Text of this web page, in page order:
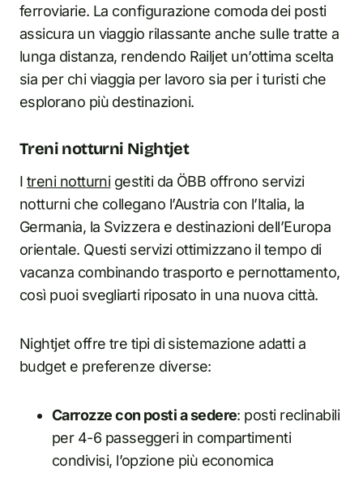
ferroviarie. La configurazione comoda dei posti
assicura un viaggio rilassante anche sulle tratte a
lunga distanza, rendendo Railjet un’ottima scelta
sia per chi viaggia per lavoro sia per i turisti che
esplorano più destinazioni.
Treni notturni Nightjet
I treni notturnigestiti da ÖBB offrono servizi
notturni che collegano l’Austria con l’Italia, la
Germania, la Svizzera e destinazioni dell’Europa
orientale. Questi servizi ottimizzano il tempo di
vacanza combinando trasporto e pernottamento,
così puoi svegliarti riposato in una nuova città.
Nightjet offre tre tipi di sistemazione adatti a
budget e preferenze diverse:
Carrozze con posti a sedere: posti reclinabili
per 4-6 passeggeri in compartimenti
condivisi, l’opzione più economica